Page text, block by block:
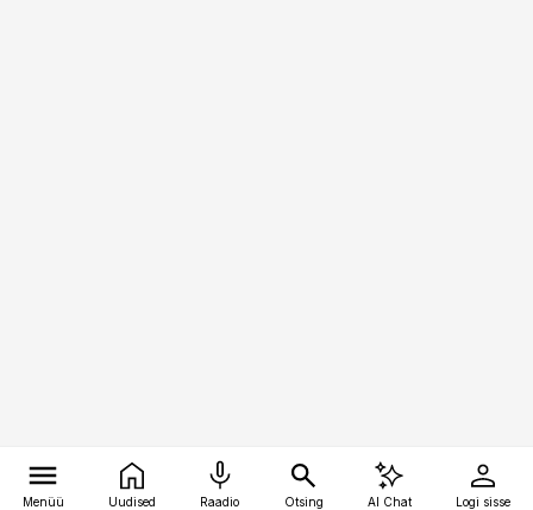
Menüü Uudised Raadio Otsing AI Chat Logi sisse